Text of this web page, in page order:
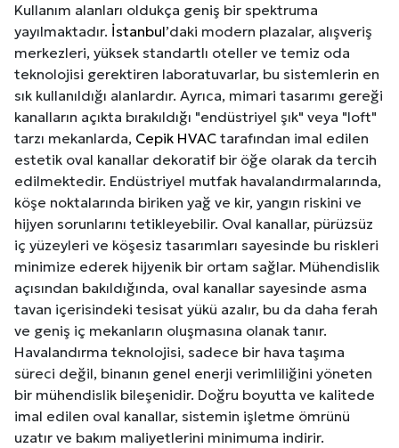
Kullanım alanları oldukça geniş bir spektruma
yayılmaktadır. İstanbul’daki modern plazalar, alışveriş
merkezleri, yüksek standartlı oteller ve temiz oda
teknolojisi gerektiren laboratuvarlar, bu sistemlerin en
sık kullanıldığı alanlardır. Ayrıca, mimari tasarımı gereği
kanalların açıkta bırakıldığı "endüstriyel şık" veya "loft"
tarzı mekanlarda, Cepik HVAC tarafından imal edilen
estetik oval kanallar dekoratif bir öğe olarak da tercih
edilmektedir. Endüstriyel mutfak havalandırmalarında,
köşe noktalarında biriken yağ ve kir, yangın riskini ve
hijyen sorunlarını tetikleyebilir. Oval kanallar, pürüzsüz
iç yüzeyleri ve köşesiz tasarımları sayesinde bu riskleri
minimize ederek hijyenik bir ortam sağlar. Mühendislik
açısından bakıldığında, oval kanallar sayesinde asma
tavan içerisindeki tesisat yükü azalır, bu da daha ferah
ve geniş iç mekanların oluşmasına olanak tanır.
Havalandırma teknolojisi, sadece bir hava taşıma
süreci değil, binanın genel enerji verimliliğini yöneten
bir mühendislik bileşenidir. Doğru boyutta ve kalitede
imal edilen oval kanallar, sistemin işletme ömrünü
uzatır ve bakım maliyetlerini minimuma indirir.